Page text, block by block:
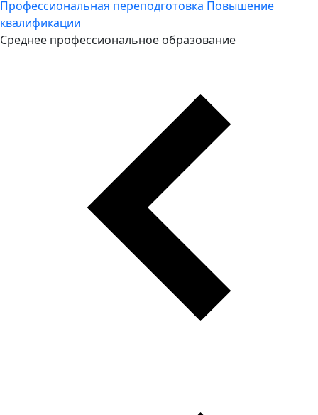
Профессиональная переподготовка Повышение
квалификации
Среднее профессиональное образование